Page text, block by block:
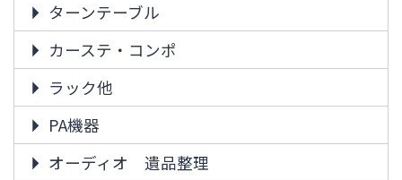
ターンテーブル
カーステ・コンポ
ラック他
PA機器
オーディオ 遺品整理